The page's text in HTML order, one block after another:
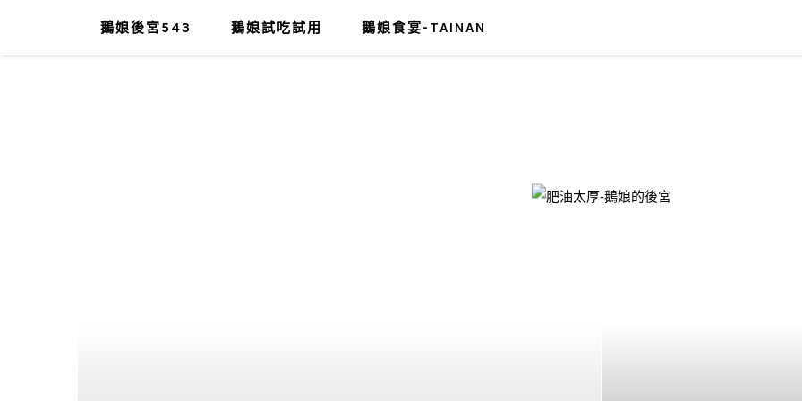
鵝娘後宮543 鵝娘試吃試用 鵝娘食宴-TAINAN
肥油太厚-鵝娘的後宮